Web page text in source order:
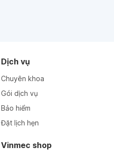
Dịch vụ
Chuyên khoa
Gói dịch vụ
Bảo hiểm
Đặt lịch hẹn
Vinmec shop